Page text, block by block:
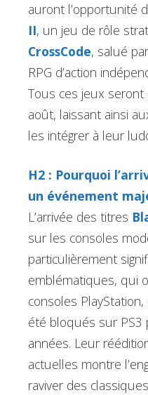
auront l’opportunité
II, un jeu de rôle
CrossCode, salué
RPG d’action
Tous ces jeux seront
août, laissant ainsi
les intégrer à leur
H2 : Pourquoi
un événement
L’arrivée des titres
sur les consoles
particulièrement
emblématiques, qui
consoles
été bloqués sur PS3
années. Leur
actuelles montre
raviver des